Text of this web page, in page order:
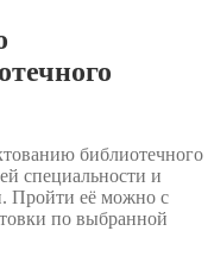
библиотечного
специальности и
Пройти её можно с
по выбранной